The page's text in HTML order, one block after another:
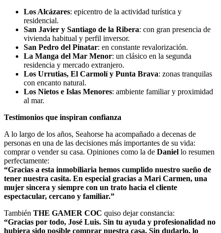
Los Alcázares: epicentro de la actividad turística y
residencial.
San Javier y Santiago de la Ribera: con gran presencia de
vivienda habitual y perfil inversor.
San Pedro del Pinatar: en constante revalorización.
La Manga del Mar Menor: un clásico en la segunda
residencia y mercado extranjero.
Los Urrutias, El Carmolí y Punta Brava: zonas tranquilas
con encanto natural.
Los Nietos e Islas Menores: ambiente familiar y proximidad
al mar.
Testimonios que inspiran confianza
A lo largo de los años, Seahorse ha acompañado a decenas de
personas en una de las decisiones más importantes de su vida:
comprar o vender su casa. Opiniones como la de Daniel lo resumen
perfectamente:
“Gracias a esta inmobiliaria hemos cumplido nuestro sueño de
tener nuestra casita. En especial gracias a Mari Carmen, una
mujer sincera y siempre con un trato hacia el cliente
espectacular, cercano y familiar.”
También THE GAMER COC quiso dejar constancia:
“Gracias por todo, José Luis. Sin tu ayuda y profesionalidad no
hubiera sido posible comprar nuestra casa. Sin dudarlo, lo